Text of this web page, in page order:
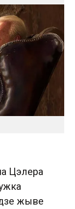
Цэлера
жыве